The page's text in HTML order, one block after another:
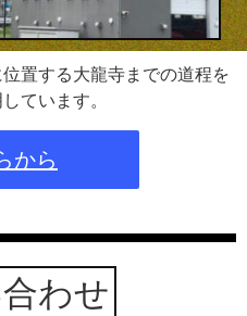
置する大龍寺までの道程を
ています。
から
わせ